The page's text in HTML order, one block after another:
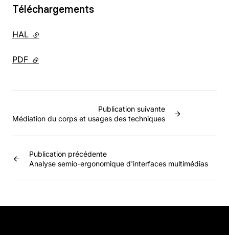
Téléchargements
HAL - lien externe
PDF - lien externe
Publication précédente
Analyse semio-ergonomique d'interfaces multimédias
Publication suivante
Médiation du corps et usages des techniques